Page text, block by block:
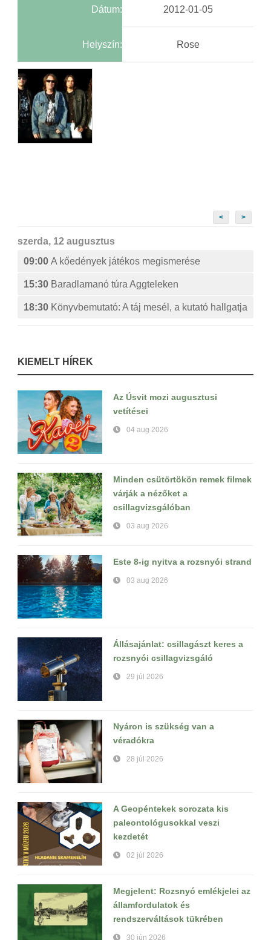
Dátum: 2012-01-05
Helyszín: Rose
< >
szerda, 12 augusztus
09:00 A kőedények játékos megismerése
15:30 Baradlamanó túra Aggteleken
18:30 Könyvbemutató: A táj mesél, a kutató hallgatja
KIEMELT HÍREK
Az Úsvit mozi augusztusi
vetítései
04 aug 2026
Minden csütörtökön remek filmek
várják a nézőket a
csillagvizsgálóban
03 aug 2026
Este 8-ig nyitva a rozsnyói strand
03 aug 2026
Állásajánlat: csillagászt keres a
rozsnyói csillagvizsgáló
29 júl 2026
Nyáron is szükség van a
véradókra
28 júl 2026
A Geopéntekek sorozata kis
paleontológusokkal veszi
kezdetét
02 júl 2026
Megjelent: Rozsnyó emlékjelei az
államfordulatok és
rendszerváltások tükrében
30 jún 2026